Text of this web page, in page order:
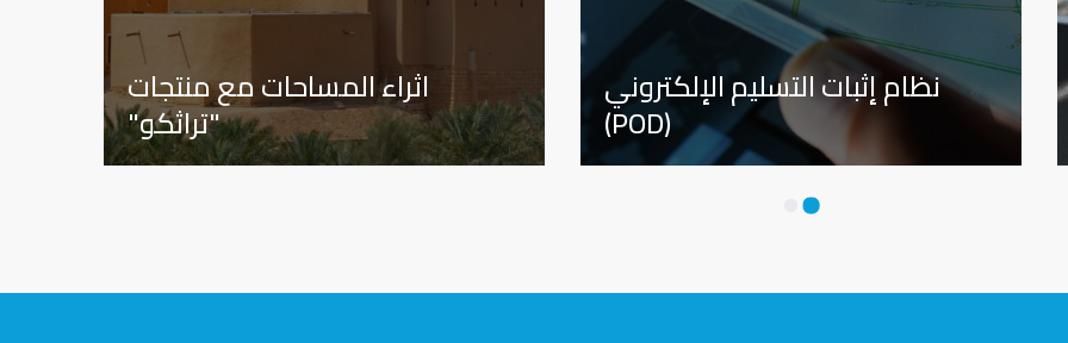
نظام إثبات التسليم الإلكتروني
(POD)
اثراء المساحات مع منتجات
"تراثكو"